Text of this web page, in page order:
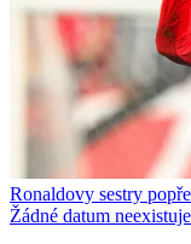
Ronaldovy sestry
Žádné datum neexistuje